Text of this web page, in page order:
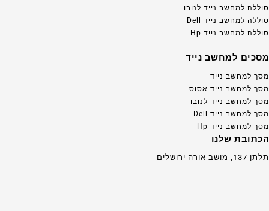
סוללה למחשב נייד לנובו
סוללה למחשב נייד Dell
סוללה למחשב נייד Hp
מסכים למחשב נייד
מסך למחשב נייד
מסך למחשב נייד אסוס
מסך למחשב נייד לנובו
מסך למחשב נייד Dell
מסך למחשב נייד Hp
הכתובת שלנו
תלתן 137, מושב אורה ירושלים